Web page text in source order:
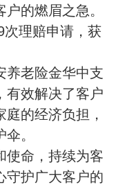
的燃眉之急。
次理赔申请，获
养老险金华中支
有效解决了客户
庭的经济负担，
。
使命，持续为客
守护广大客户的